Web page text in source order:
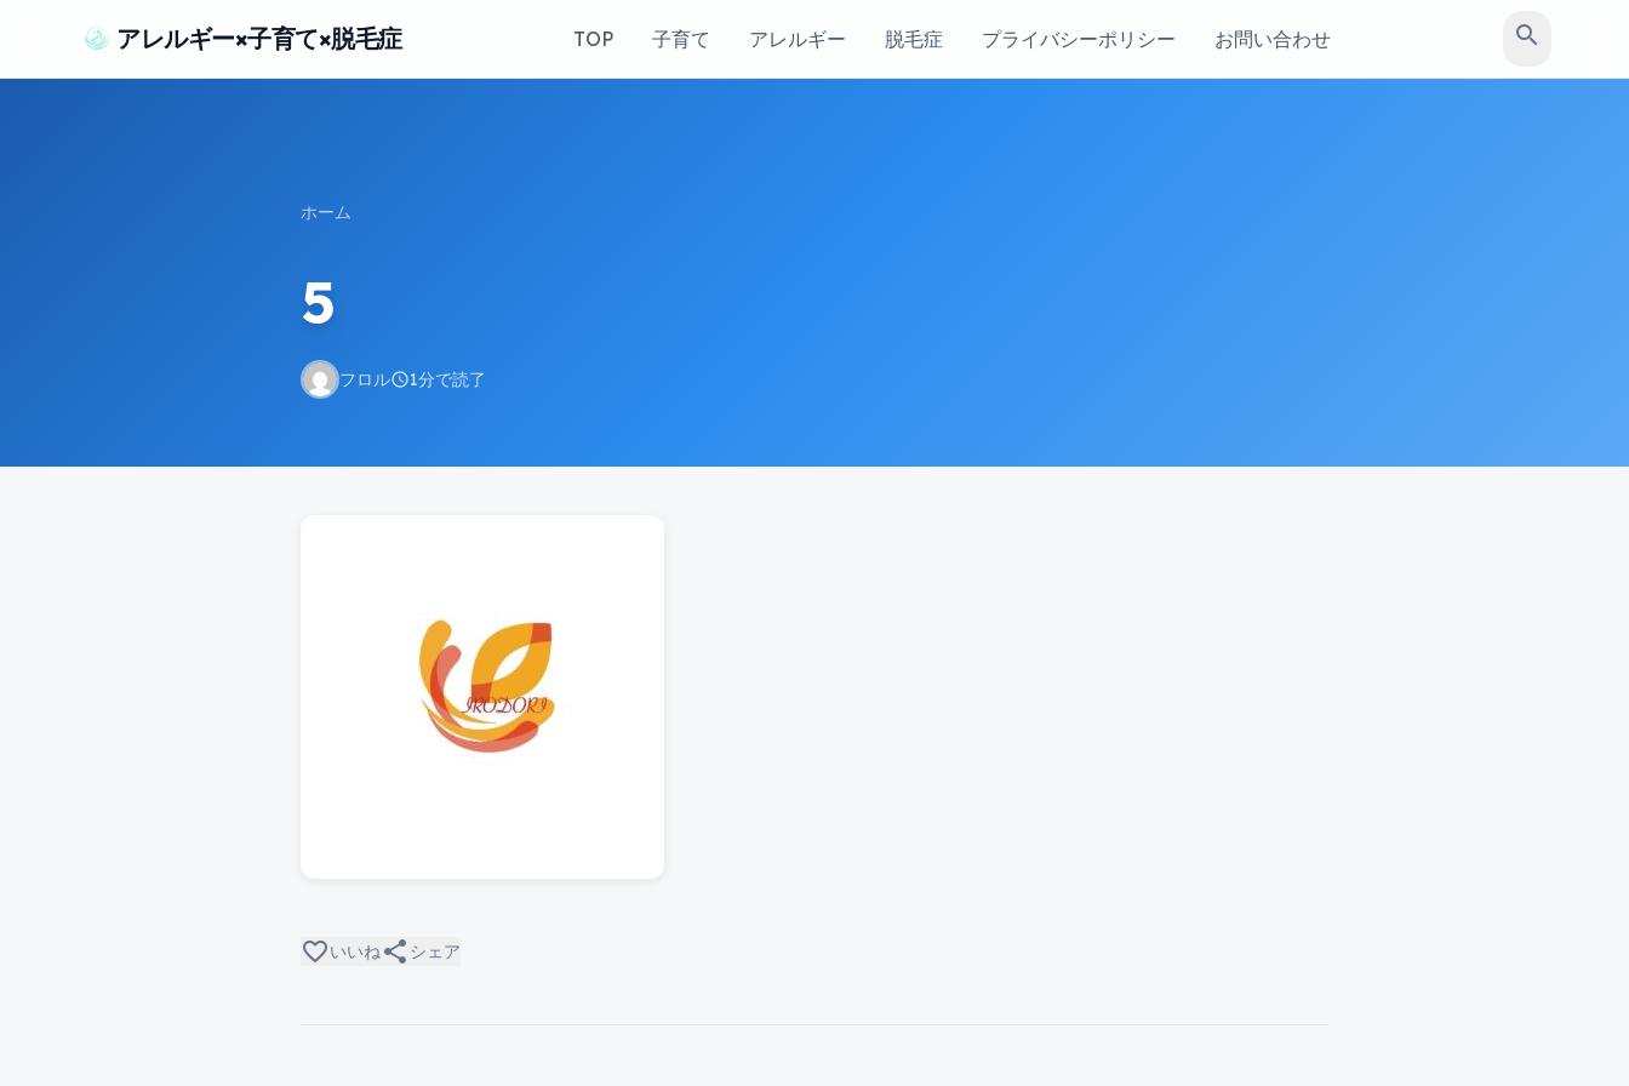
アレルギー×子育て×脱毛症 TOP 子育て アレルギー 脱毛症 プライバシーポリシー お問い合わせ search
ホーム
5
フロルschedule1分で読了
favorite_borderいいねshare シェア